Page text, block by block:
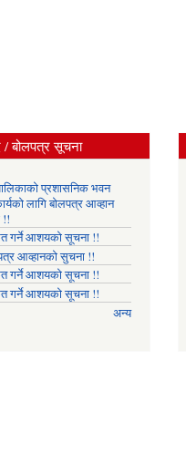
/ बोलपत्र सूचना
प्रशासनिक भवन
लागि बोलपत्र आव्हान
!!
गर्ने आशयको सूचना !!
आव्हानको सुचना !!
गर्ने आशयको सूचना !!
गर्ने आशयको सूचना !!
अन्य